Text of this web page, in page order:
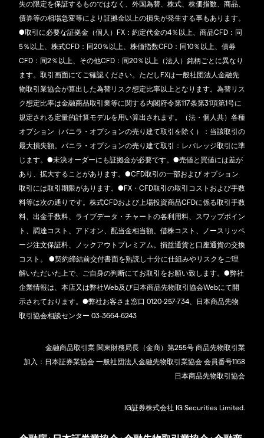
失の限定を保証するものではなく、外国為替、株式、株価指数、商品、
債券等の相場急変等により証拠金以上の損失が発生する事もあります。
●取引に必要な証拠金（個人）FX：約定代金の4％以上、商品CFD：同
5％以上、株式CFD：同20％以上、株価指数CFD：同10％以上、債券
CFD：同2％以上、その他CFD：同20％以上（法人）銘柄ごとに異なり
ます。取引画面にてご確認ください。ただしFXは一般社団法人金融先
物取引業協会が算出した為替リスク想定比率以上となります。為替リス
ク想定比率は金融商品取引業等に関する内閣府令第117条第31項第1号に
規定される定量的計算モデルを用い算出されます。（法・個人共）各種
オプション（バニラ・オプションの売り建て取引を除く）：当該取引の
最大損失額。バニラ・オプションの売り建て取引：レバレッジ取引に準
じます。●未決オーダーにも証拠金が必要です。●売値と買値には差が
あり、拡大することがあります。●CFD取引の一部および オプション
取引には取引期限があります。●FX・CFD取引の取引コストおよび手数
料等は次の通りです。株式CFDおよび上場投資商品CFDに係る取引手数
料、出金手数料、ライブデータ・チャートの各利用料、スワップポイン
ト、調達コスト、アドオン、配当金相当額、借株コスト、ノースリッペ
ージ注文保証料、ノックアウトプレミアム。損益通貨と口座通貨の交換
コスト。 ●契約締結前交付書面を熟読し十分に仕組みやリスクをご理
解いただいた上で、ご自身の判断にてお取引をお願い致します。●弊社
企業情報は、本店又は弊社Web及び日本商品先物取引協会Webにて開
示されております。●弊社お客さま窓口 0120-257-734、日本商品先物
取引協会相談センター 03-3664-6243
金融商品取引業 関東財務局長（金商）第255号 商品先物取引業
加入：日本証券業協会 一般社団法人金融先物取引業協会 会員番号1168
日本商品先物取引協会
IG証券株式会社 IG Securities Limited.